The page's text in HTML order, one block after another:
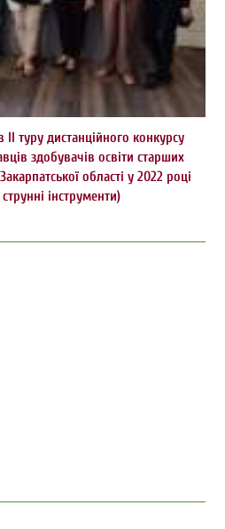
туру дистанційного конкурсу
здобувачів освіти старших
області у 2022 році
інструменти)